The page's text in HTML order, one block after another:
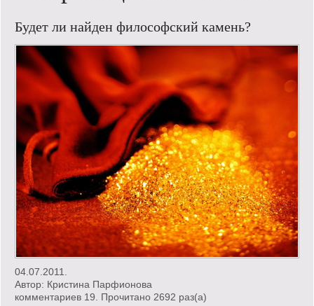
Книгообзор
Лаконизмы
Логика
Поговорим?!
Риторика
Слово гостям
Философские размышления
Этот огромный мир!
Login
Будет ли найден философский камень?
04.07.2011.
Автор: Кристина Парфионова
комментариев 19. Прочитано 2692 раз(a)